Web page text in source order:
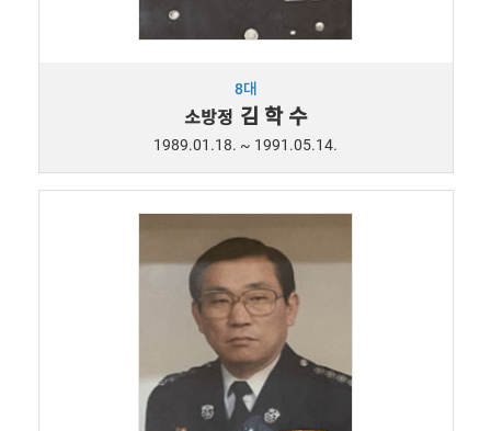
8대
소방정 김 학 수
1989.01.18. ~ 1991.05.14.